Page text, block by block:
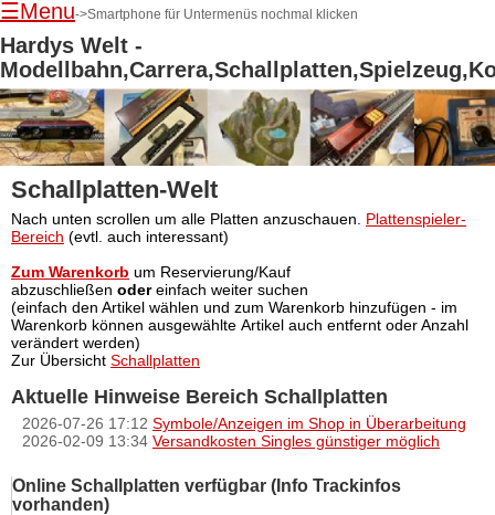
☰Menu->Smartphone für Untermenüs nochmal klicken
Hardys Welt -
Schallplatten-Welt
Nach unten scrollen um alle Platten anzuschauen. Plattenspieler-
Bereich (evtl. auch interessant)
Zum Warenkorb um Reservierung/Kauf
abzuschließen odereinfach weiter suchen
(einfach den Artikel wählen und zum Warenkorb hinzufügen - im
Warenkorb können ausgewählte Artikel auch entfernt oder Anzahl
verändert werden)
Zur Übersicht Schallplatten
Aktuelle Hinweise Bereich Schallplatten
2026-07-26 17:12 Symbole/Anzeigen im Shop in Überarbeitung
2026-02-09 13:34 Versandkosten Singles günstiger möglich
Online Schallplatten verfügbar (Info Trackinfos
vorhanden)
Navigation
überspringen